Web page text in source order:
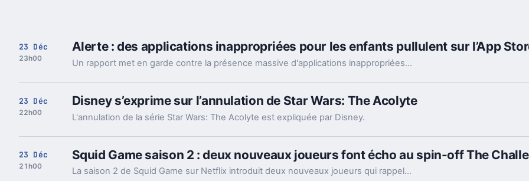
23 Déc
23h00
Alerte : des applications inappropriées pour les enfants pullulent sur l’App
Un rapport met en garde contre la présence massive d'applications inappropriées, classées comme sûres pour les jeunes enfants, au sein de l'App Store.
23 Déc
22h00
Disney s’exprime sur l’annulation de Star Wars: The Acolyte
L'annulation de la série Star Wars: The Acolyte est expliquée par Disney.
23 Déc
21h00
Squid Game saison 2 : deux nouveaux joueurs font écho au spin-off The
La saison 2 de Squid Game sur Netflix introduit deux nouveaux joueurs qui rappellent les participants de la réalité de la série phénomène.